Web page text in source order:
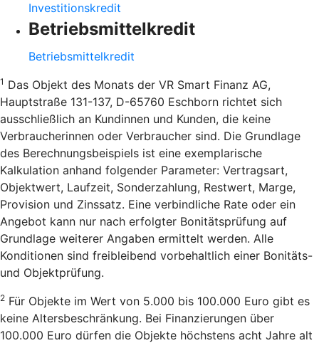
Investitionskredit
Betriebsmittelkredit
Betriebsmittelkredit
1 Das Objekt des Monats der VR Smart Finanz AG,
Hauptstraße 131-137, D-65760 Eschborn richtet sich
ausschließlich an Kundinnen und Kunden, die keine
Verbraucherinnen oder Verbraucher sind. Die Grundlage
des Berechnungsbeispiels ist eine exemplarische
Kalkulation anhand folgender Parameter: Vertragsart,
Objektwert, Laufzeit, Sonderzahlung, Restwert, Marge,
Provision und Zinssatz. Eine verbindliche Rate oder ein
Angebot kann nur nach erfolgter Bonitätsprüfung auf
Grundlage weiterer Angaben ermittelt werden. Alle
Konditionen sind freibleibend vorbehaltlich einer Bonitäts-
und Objektprüfung.
2 Für Objekte im Wert von 5.000 bis 100.000 Euro gibt es
keine Altersbeschränkung. Bei Finanzierungen über
100.000 Euro dürfen die Objekte höchstens acht Jahre alt